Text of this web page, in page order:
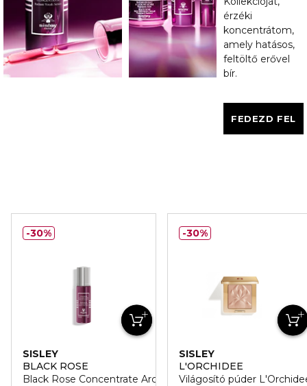
érzéki
koncentrátom,
amely hatásos,
feltöltő erővel
bír.
FEDEZD FEL
SISLEY
BLACK ROSE
Black Rose Concentrate Arcszérum
30%
SISLEY
L'ORCHIDEE
Világosító púder
30%